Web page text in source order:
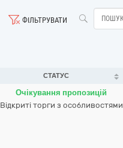
ФІЛЬТРУВАТИ
СТАТУС
Очікування пропозицій
Відкриті торги з особливостями